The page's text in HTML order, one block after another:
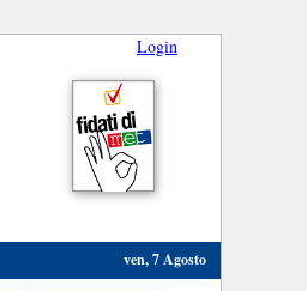
Login
ven, 7 Agosto